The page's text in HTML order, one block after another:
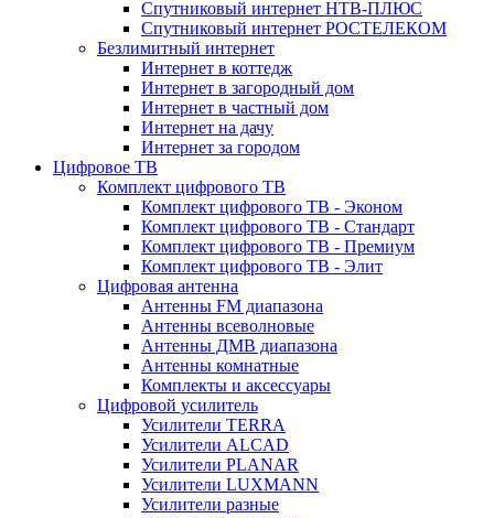
Спутниковый интернет НТВ-ПЛЮС
Спутниковый интернет РОСТЕЛЕКОМ
Безлимитный интернет
Интернет в коттедж
Интернет в загородный дом
Интернет в частный дом
Интернет на дачу
Интернет за городом
Цифровое ТВ
Комплект цифрового ТВ
Комплект цифрового ТВ - Эконом
Комплект цифрового ТВ - Стандарт
Комплект цифрового ТВ - Премиум
Комплект цифрового ТВ - Элит
Цифровая антенна
Антенны FM диапазона
Антенны всеволновые
Антенны ДМВ диапазона
Антенны комнатные
Комплекты и аксессуары
Цифровой усилитель
Усилители TERRA
Усилители ALCAD
Усилители PLANAR
Усилители LUXMANN
Усилители разные